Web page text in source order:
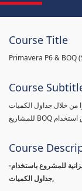
Course Title
Primavera P6 & BOQ
Course
من خلال جداول الكميات
Course
-شرح كامل بطريقة بسيطة لكيفية عمل جدول زمني و ميزانية للمشروع باستخدام
جداول الكميات,